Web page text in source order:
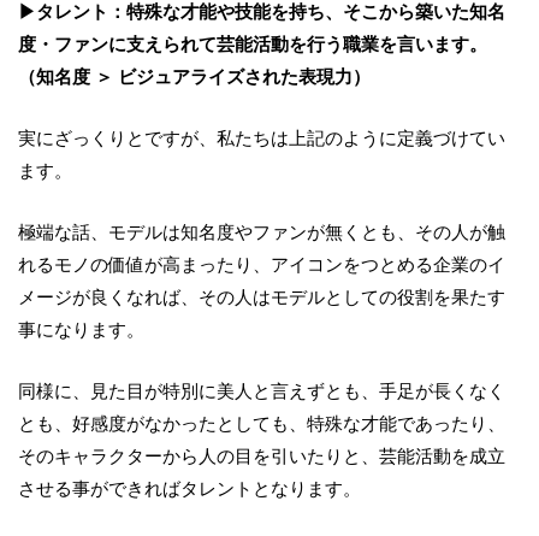
▶タレント：特殊な才能や技能を持ち、そこから築いた知名
度・ファンに支えられて芸能活動を行う職業を言います。
（知名度 ＞ ビジュアライズされた表現力）
実にざっくりとですが、私たちは上記のように定義づけてい
ます。
極端な話、モデルは知名度やファンが無くとも、その人が触
れるモノの価値が高まったり、アイコンをつとめる企業のイ
メージが良くなれば、その人はモデルとしての役割を果たす
事になります。
同様に、見た目が特別に美人と言えずとも、手足が長くなく
とも、好感度がなかったとしても、特殊な才能であったり、
そのキャラクターから人の目を引いたりと、芸能活動を成立
させる事ができればタレントとなります。